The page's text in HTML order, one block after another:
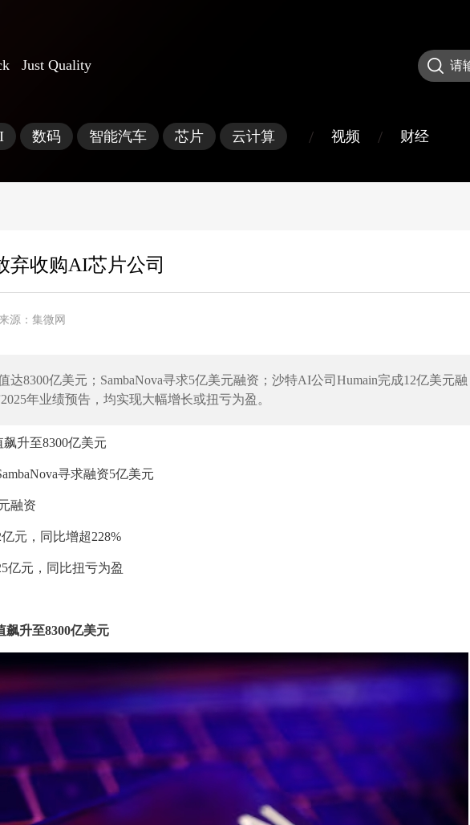
Just Quality
数码 智能汽车 芯片 云计算 / 视频 / 财经
弃收购AI芯片公司
来源：集微网
达8300亿美元；SambaNova寻求5亿美元融资；沙特AI公司Humain完成12亿美元融
年业绩预告，均实现大幅增长或扭亏为盈。
升至8300亿美元
寻求融资5亿美元
融资
元，同比增超228%
亿元，同比扭亏为盈
飙升至8300亿美元